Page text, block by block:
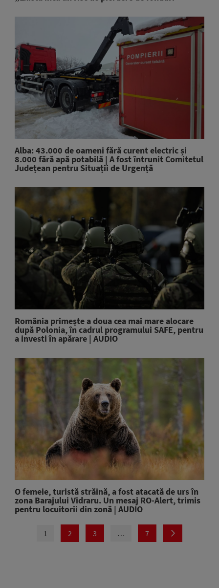
Alba: 43.000 de oameni fără curent electric și
8.000 fără apă potabilă | A fost întrunit Comitetul
Județean pentru Situații de Urgență
România primește a doua cea mai mare alocare
după Polonia, în cadrul programului SAFE, pentru
a investi în apărare | AUDIO
O femeie, turistă străină, a fost atacată de urs în
zona Barajului Vidraru. Un mesaj RO-Alert, trimis
pentru locuitorii din zonă | AUDIO
1 2 3 … 7